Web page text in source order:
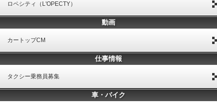
ロペシティ（L'OPECTY）
動画
カートップCM
仕事情報
タクシー乗務員募集
車・バイク